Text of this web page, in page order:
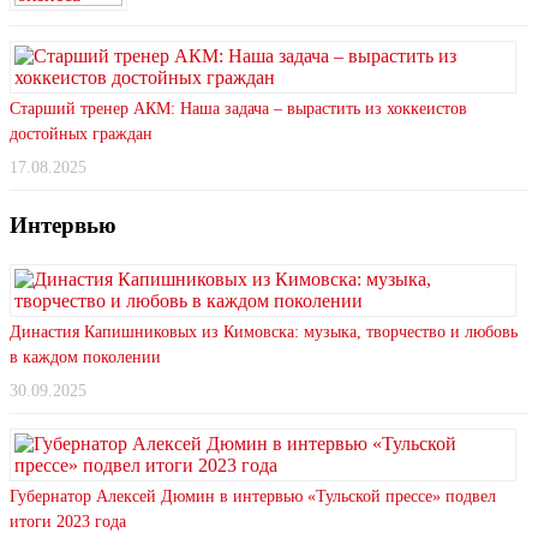
Старший тренер АКМ: Наша задача – вырастить из хоккеистов
достойных граждан
17.08.2025
Интервью
Династия Капишниковых из Кимовска: музыка, творчество и любовь
в каждом поколении
30.09.2025
Губернатор Алексей Дюмин в интервью «Тульской прессе» подвел
итоги 2023 года